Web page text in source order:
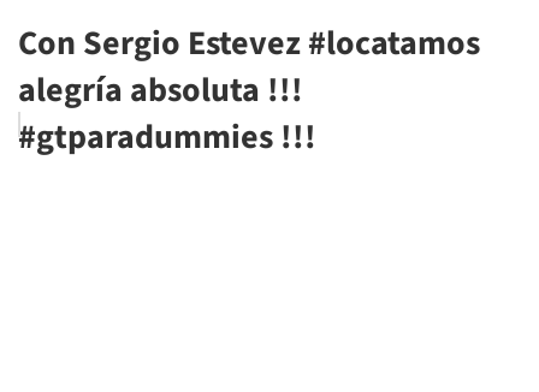
Con Sergio Estevez #locatamos
alegría absoluta !!!
#gtparadummies !!!